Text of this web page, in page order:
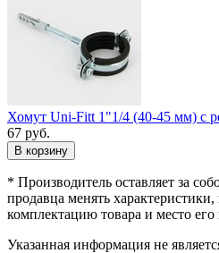
Хомут Uni-Fitt 1"1/4 (40-45 мм) с
67 руб.
В корзину
* Производитель оставляет за
продавца менять
комплектацию товара и место его
Указанная информация не